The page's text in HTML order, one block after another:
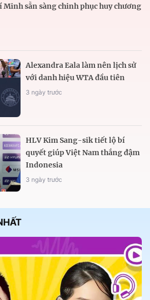
Minh sẵn sàng chinh phục huy chương
Alexandra Eala làm nên lịch sử
với danh hiệu WTA đầu tiên
3 ngày trước
HLV Kim Sang-sik tiết lộ bí
quyết giúp Việt Nam thắng đậm
Indonesia
3 ngày trước